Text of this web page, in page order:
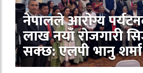
नेपालले आरोग्य
लाख नयाँ रोजगारी
सक्छ: एलपी भानु शर्मा